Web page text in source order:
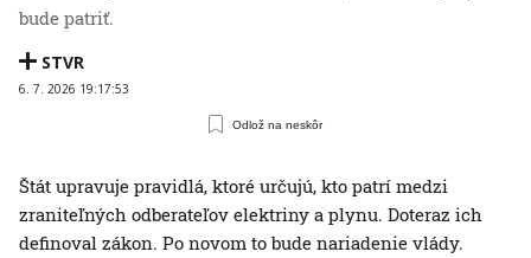
bude patriť.
STVR
6. 7. 2026 19:17:53
Odlož na neskôr
Štát upravuje pravidlá, ktoré určujú, kto patrí medzi
zraniteľných odberateľov elektriny a plynu. Doteraz ich
definoval zákon. Po novom to bude nariadenie vlády.